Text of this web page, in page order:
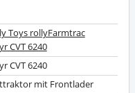
Toys rollyFarmtrac
CVT 6240
CVT 6240
mit Frontlader